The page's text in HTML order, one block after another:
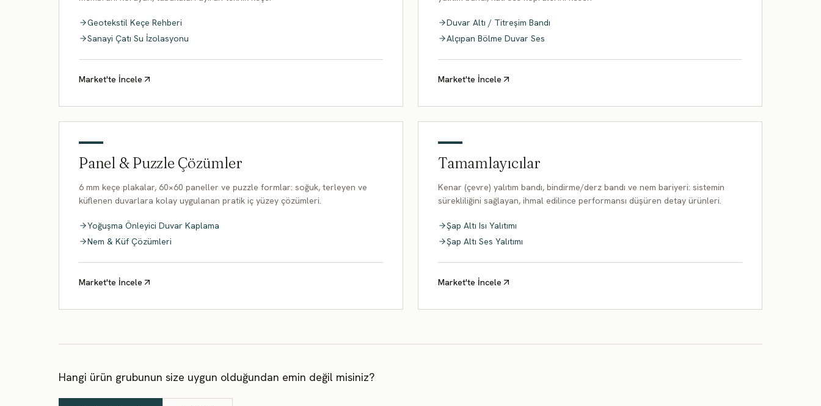
Geotekstil Keçe Rehberi
Sanayi Çatı Su İzolasyonu
Market'te İncele
Duvar Altı / Titreşim Bandı
Alçıpan Bölme Duvar Ses
Market'te İncele
Panel & Puzzle Çözümler
6 mm keçe plakalar, 60×60 paneller ve puzzle formlar: soğuk, terleyen ve
küflenen duvarlara kolay uygulanan pratik iç yüzey çözümleri.
Yoğuşma Önleyici Duvar Kaplama
Nem & Küf Çözümleri
Market'te İncele
Tamamlayıcılar
Kenar (çevre) yalıtım bandı, bindirme/derz bandı ve nem bariyeri: sistemin
sürekliliğini sağlayan, ihmal edilince performansı düşüren detay ürünleri.
Şap Altı Isı Yalıtımı
Şap Altı Ses Yalıtımı
Market'te İncele
Hangi ürün grubunun size uygun olduğundan emin değil misiniz?